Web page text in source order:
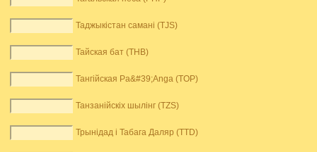
Таджыкістан самані (TJS)
Тайская бат (THB)
Тангійская Pa&#39;Anga (TOP)
Танзанійскіх шылінг (TZS)
Трынідад і Табага Даляр (TTD)